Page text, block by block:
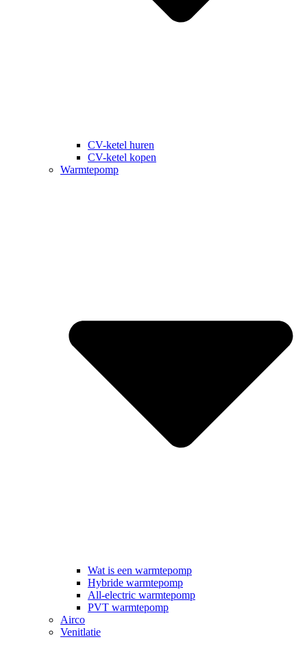
CV-ketel huren
CV-ketel kopen
Warmtepomp
Wat is een warmtepomp
Hybride warmtepomp
All-electric warmtepomp
PVT warmtepomp
Airco
Venitlatie